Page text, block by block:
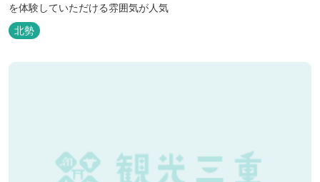
を体験していただける雰囲気が人気
北勢